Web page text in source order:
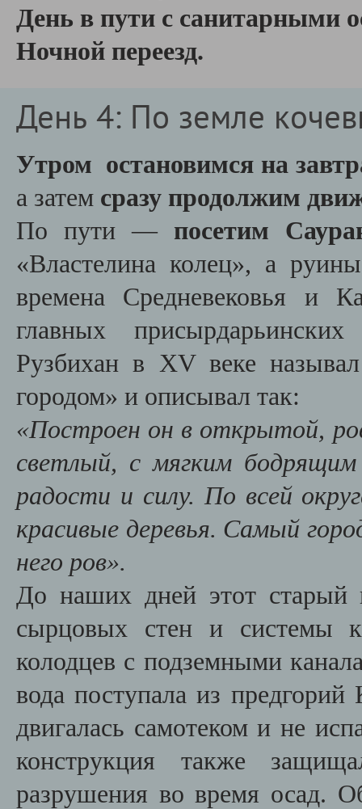
День в пути с санитарными
Ночной переезд.
День 4: По земле
Утром остановимся на
а затем сразу продолжим
По пути — посетим
«Властелина колец», а
времена Средневековья и
главных
Рузбихан в XV веке
городом» и описывал так:
«Построен он в открытой,
светлый, с мягким
радости и силу. По всей
красивые деревья. Самый
него ров».
До наших дней этот старый
сырцовых стен и системы
колодцев с подземными
вода поступала из
двигалась самотеком и не
конструкция также
разрушения во время осад.